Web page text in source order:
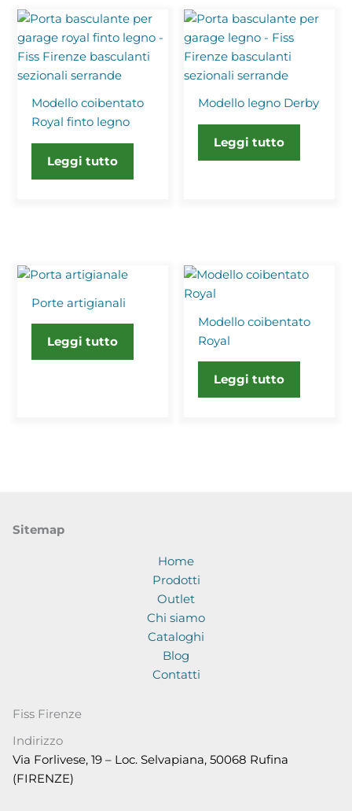
Modello coibentato
Royal finto legno
Leggi tutto
Modello legno Derby
Leggi tutto
Porte artigianali
Leggi tutto
Modello coibentato
Royal
Leggi tutto
Sitemap
Home
Prodotti
Outlet
Chi siamo
Cataloghi
Blog
Contatti
Fiss Firenze
Indirizzo
Via Forlivese, 19 – Loc. Selvapiana, 50068 Rufina
(FIRENZE)